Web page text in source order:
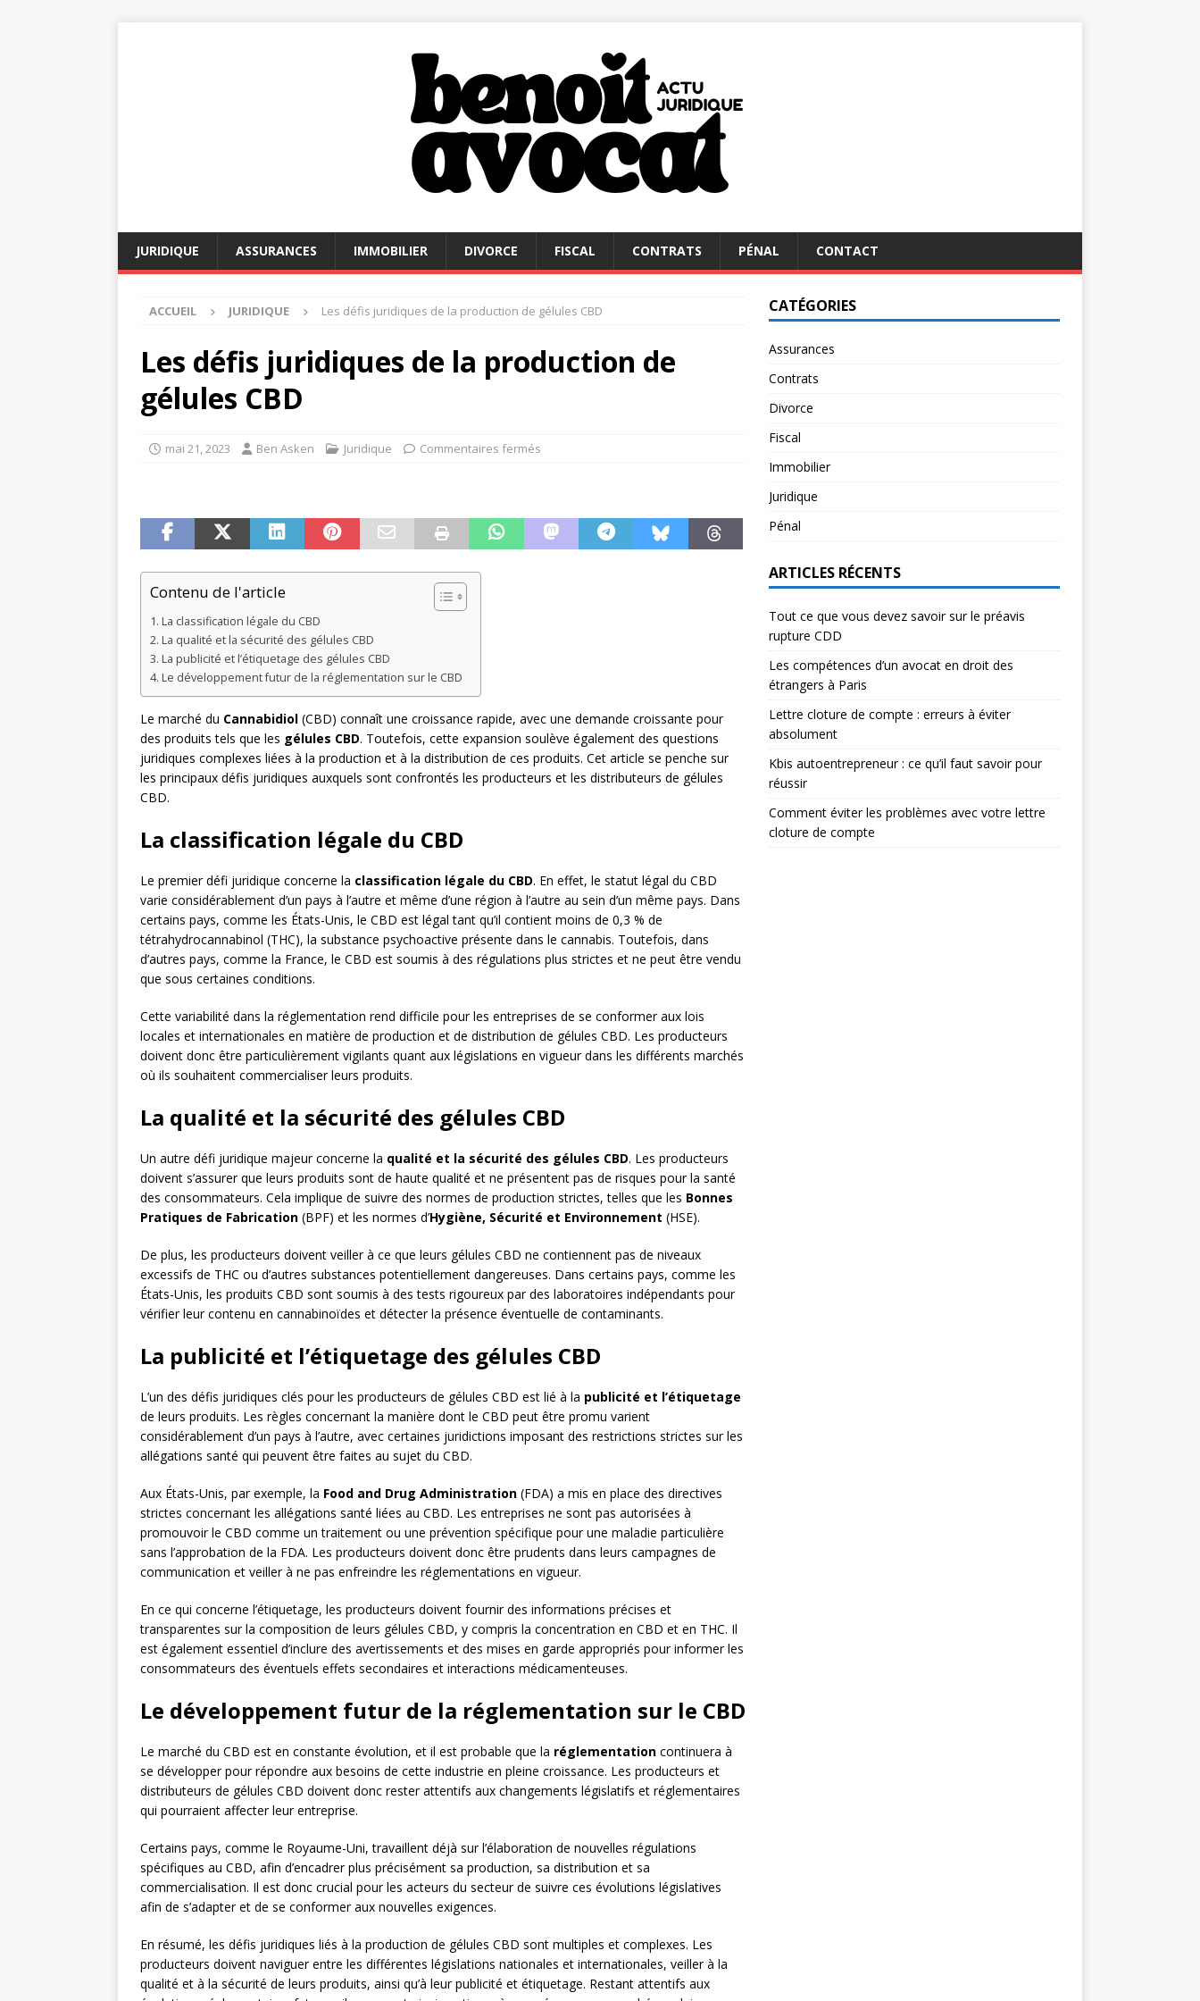
JURIDIQUE ASSURANCES IMMOBILIER DIVORCE FISCAL CONTRATS PÉNAL CONTACT
ACCUEIL JURIDIQUE Les défis juridiques de la production de gélules CBD
Les défis juridiques de la production de
gélules CBD
mai 21, 2023 Ben Asken Juridique Commentaires fermés
Contenu de l'article
La classification légale du CBD
La qualité et la sécurité des gélules CBD
La publicité et l’étiquetage des gélules CBD
Le développement futur de la réglementation sur le CBD
Le marché du Cannabidiol (CBD) connaît une croissance rapide, avec une demande croissante pour
des produits tels que les gélules CBD. Toutefois, cette expansion soulève également des questions
juridiques complexes liées à la production et à la distribution de ces produits. Cet article se penche sur
les principaux défis juridiques auxquels sont confrontés les producteurs et les distributeurs de gélules
CBD.
La classification légale du CBD
Le premier défi juridique concerne la classification légale du CBD. En effet, le statut légal du CBD
varie considérablement d’un pays à l’autre et même d’une région à l’autre au sein d’un même pays. Dans
certains pays, comme les États-Unis, le CBD est légal tant qu’il contient moins de 0,3 % de
tétrahydrocannabinol (THC), la substance psychoactive présente dans le cannabis. Toutefois, dans
d’autres pays, comme la France, le CBD est soumis à des régulations plus strictes et ne peut être vendu
que sous certaines conditions.
Cette variabilité dans la réglementation rend difficile pour les entreprises de se conformer aux lois
locales et internationales en matière de production et de distribution de gélules CBD. Les producteurs
doivent donc être particulièrement vigilants quant aux législations en vigueur dans les différents marchés
où ils souhaitent commercialiser leurs produits.
La qualité et la sécurité des gélules CBD
Un autre défi juridique majeur concerne la qualité et la sécurité des gélules CBD. Les producteurs
doivent s’assurer que leurs produits sont de haute qualité et ne présentent pas de risques pour la santé
des consommateurs. Cela implique de suivre des normes de production strictes, telles que les Bonnes
Pratiques de Fabrication (BPF) et les normes d’Hygiène, Sécurité et Environnement (HSE).
De plus, les producteurs doivent veiller à ce que leurs gélules CBD ne contiennent pas de niveaux
excessifs de THC ou d’autres substances potentiellement dangereuses. Dans certains pays, comme les
États-Unis, les produits CBD sont soumis à des tests rigoureux par des laboratoires indépendants pour
vérifier leur contenu en cannabinoïdes et détecter la présence éventuelle de contaminants.
La publicité et l’étiquetage des gélules CBD
L’un des défis juridiques clés pour les producteurs de gélules CBD est lié à la publicité et l’étiquetage
de leurs produits. Les règles concernant la manière dont le CBD peut être promu varient
considérablement d’un pays à l’autre, avec certaines juridictions imposant des restrictions strictes sur les
allégations santé qui peuvent être faites au sujet du CBD.
Aux États-Unis, par exemple, la Food and Drug Administration (FDA) a mis en place des directives
strictes concernant les allégations santé liées au CBD. Les entreprises ne sont pas autorisées à
promouvoir le CBD comme un traitement ou une prévention spécifique pour une maladie particulière
sans l’approbation de la FDA. Les producteurs doivent donc être prudents dans leurs campagnes de
communication et veiller à ne pas enfreindre les réglementations en vigueur.
En ce qui concerne l’étiquetage, les producteurs doivent fournir des informations précises et
transparentes sur la composition de leurs gélules CBD, y compris la concentration en CBD et en THC. Il
est également essentiel d’inclure des avertissements et des mises en garde appropriés pour informer les
consommateurs des éventuels effets secondaires et interactions médicamenteuses.
Le développement futur de la réglementation sur le CBD
Le marché du CBD est en constante évolution, et il est probable que la réglementation continuera à
se développer pour répondre aux besoins de cette industrie en pleine croissance. Les producteurs et
distributeurs de gélules CBD doivent donc rester attentifs aux changements législatifs et réglementaires
qui pourraient affecter leur entreprise.
Certains pays, comme le Royaume-Uni, travaillent déjà sur l’élaboration de nouvelles régulations
spécifiques au CBD, afin d’encadrer plus précisément sa production, sa distribution et sa
commercialisation. Il est donc crucial pour les acteurs du secteur de suivre ces évolutions législatives
afin de s’adapter et de se conformer aux nouvelles exigences.
En résumé, les défis juridiques liés à la production de gélules CBD sont multiples et complexes. Les
producteurs doivent naviguer entre les différentes législations nationales et internationales, veiller à la
qualité et à la sécurité de leurs produits, ainsi qu’à leur publicité et étiquetage. Restant attentifs aux
CATÉGORIES
Assurances
Contrats
Divorce
Fiscal
Immobilier
Juridique
Pénal
ARTICLES RÉCENTS
Tout ce que vous devez savoir sur le préavis
rupture CDD
Les compétences d’un avocat en droit des
étrangers à Paris
Lettre cloture de compte : erreurs à éviter
absolument
Kbis autoentrepreneur : ce qu’il faut savoir pour
réussir
Comment éviter les problèmes avec votre lettre
cloture de compte